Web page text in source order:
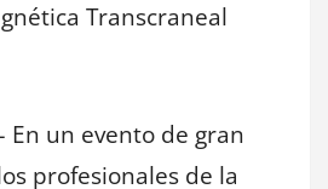
Transcraneal
En un evento de gran
profesionales de la